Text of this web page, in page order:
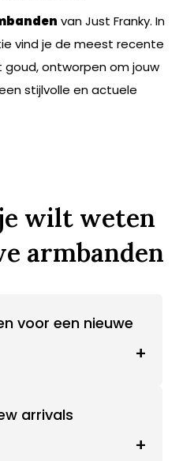
van Just Franky. In
vind je de meest recente
goud, ontworpen om jouw
stijlvolle en actuele
wilt weten
armbanden
voor een nieuwe
+
arrivals
+